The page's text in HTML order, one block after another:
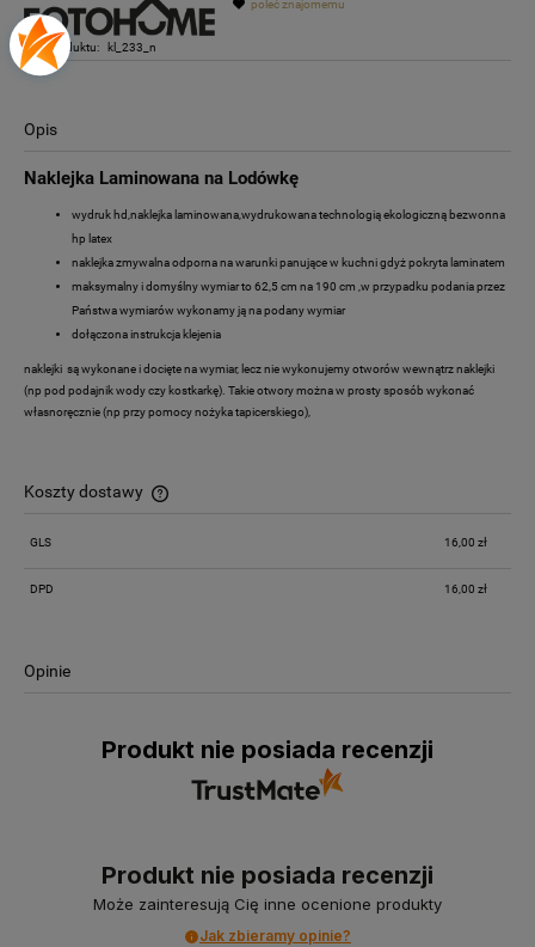
Kod produktu: kl_233_n
poleć znajomemu
Opis
Naklejka Laminowana na Lodówkę
wydruk hd,naklejka laminowana,wydrukowana technologią ekologiczną bezwonna
hp latex
naklejka zmywalna odporna na warunki panujące w kuchni gdyż pokryta laminatem
maksymalny i domyślny wymiar to 62,5 cm na 190 cm ,w przypadku podania przez
Państwa wymiarów wykonamy ją na podany wymiar
dołączona instrukcja klejenia
naklejki są wykonane i docięte na wymiar, lecz nie wykonujemy otworów wewnątrz naklejki
(np pod podajnik wody czy kostkarkę). Takie otwory można w prosty sposób wykonać
własnoręcznie (np przy pomocy nożyka tapicerskiego),
Koszty dostawy
Cena nie zawiera ewentualnych kosztów płatności
GLS 16,00 zł
DPD 16,00 zł
Opinie
Produkt nie posiada recenzji
Produkt nie posiada recenzji
Może zainteresują Cię inne ocenione produkty
Jak zbieramy opinie?